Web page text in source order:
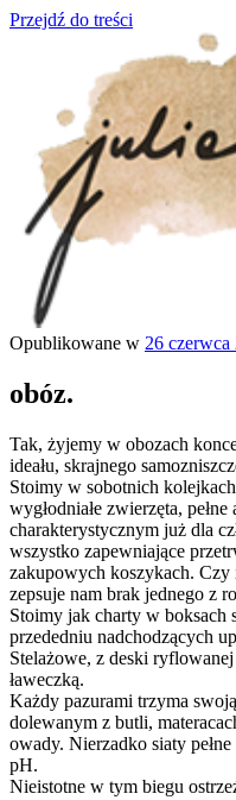
Przejdź do treści
Opublikowane w 26 czerwca
obóz.
Tak, żyjemy w obozach
ideału, skrajnego
Stoimy w sobotnich
wygłodniałe zwierzęta,
charakterystycznym już dla
wszystko zapewniające
zakupowych koszykach. Czy
zepsuje nam brak jednego z
Stoimy jak charty w
przededniu nadchodzących
Stelażowe, z deski
ławeczką.
Każdy pazurami trzyma
dolewanym z butli,
owady. Nierzadko siaty
pH.
Nieistotne w tym biegu